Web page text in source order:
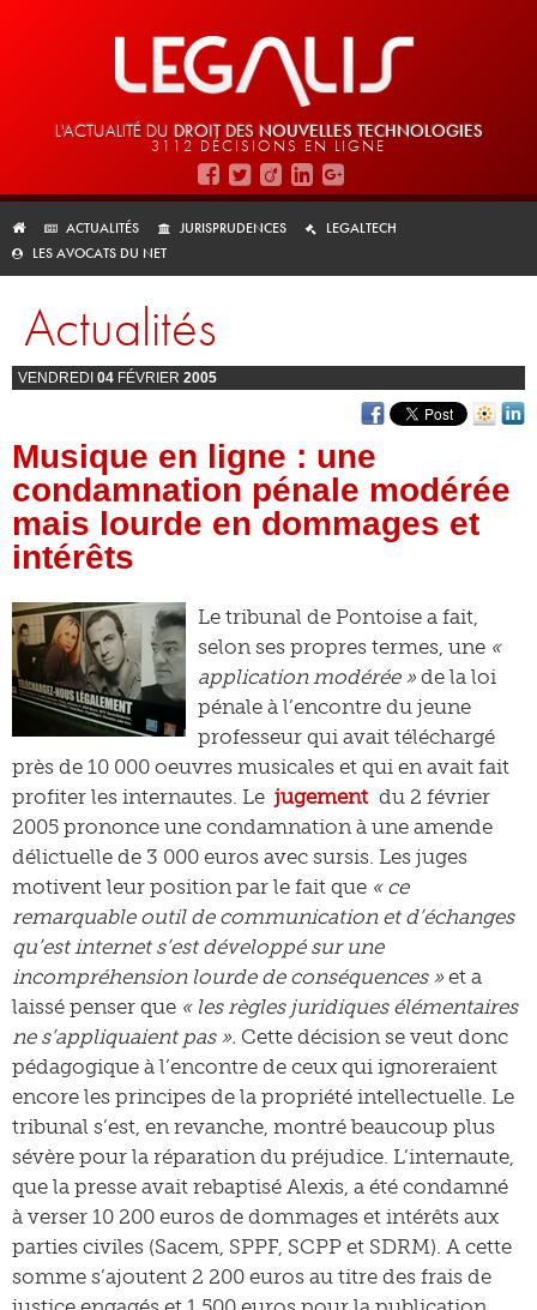
L'ACTUALITÉ DU DROIT DES NOUVELLES TECHNOLOGIES
3112 DÉCISIONS EN LIGNE
ACTUALITÉS JURISPRUDENCES
LEGALTECH
LES AVOCATS DU NET
Actualités
VENDREDI 04 FÉVRIER 2005
Musique en ligne : une
condamnation pénale modérée
mais lourde en dommages et
intérêts
Le tribunal de Pontoise a fait,
selon ses propres termes, une «
application modérée » de la loi
pénale à l’encontre du jeune
professeur qui avait téléchargé
près de 10 000 oeuvres musicales et qui en avait fait
profiter les internautes. Le jugement du 2 février
2005 prononce une condamnation à une amende
délictuelle de 3 000 euros avec sursis. Les juges
motivent leur position par le fait que « ce
remarquable outil de communication et d’échanges
qu’est internet s’est développé sur une
incompréhension lourde de conséquences » et a
laissé penser que « les règles juridiques élémentaires
ne s’appliquaient pas ». Cette décision se veut donc
pédagogique à l’encontre de ceux qui ignoreraient
encore les principes de la propriété intellectuelle. Le
tribunal s’est, en revanche, montré beaucoup plus
sévère pour la réparation du préjudice. L’internaute,
que la presse avait rebaptisé Alexis, a été condamné
à verser 10 200 euros de dommages et intérêts aux
parties civiles (Sacem, SPPF, SCPP et SDRM). A cette
somme s’ajoutent 2 200 euros au titre des frais de